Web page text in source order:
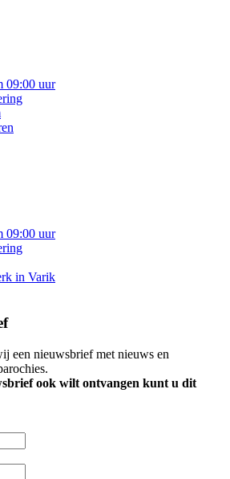
09:00 uur
09:00 uur
in Varik
een nieuwsbrief met nieuws en
ook wilt ontvangen kunt u dit